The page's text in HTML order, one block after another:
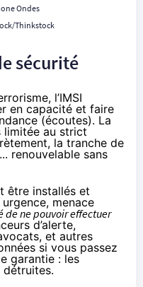
Thinkstock
sécurité
l’IMSI
en capacité et faire
(écoutes). La
limitée au strict
la tranche de
renouvelable sans
être installés et
menace
de ne pouvoir effectuer
d’alerte,
et autres
si vous passez
garantie : les